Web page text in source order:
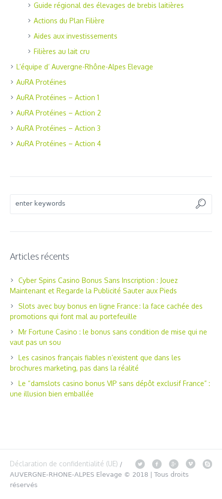
Guide régional des élevages de brebis laitières
Actions du Plan Filière
Aides aux investissements
Filières au lait cru
L’équipe d’ Auvergne-Rhône-Alpes Elevage
AuRA Protéines
AuRA Protéines – Action 1
AuRA Protéines – Action 2
AuRA Protéines – Action 3
AuRA Protéines – Action 4
Articles récents
Cyber Spins Casino Bonus Sans Inscription : Jouez
Maintenant et Regarde la Publicité Sauter aux Pieds
Slots avec buy bonus en ligne France : la face cachée des
promotions qui font mal au portefeuille
Mr Fortune Casino : le bonus sans condition de mise qui ne
vaut pas un sou
Les casinos français fiables n’existent que dans les
brochures marketing, pas dans la réalité
Le “damslots casino bonus VIP sans dépôt exclusif France” :
une illusion bien emballée
Déclaration de confidentialité (UE) /
AUVERGNE-RHONE-ALPES Elevage © 2018 | Tous droits
réservés